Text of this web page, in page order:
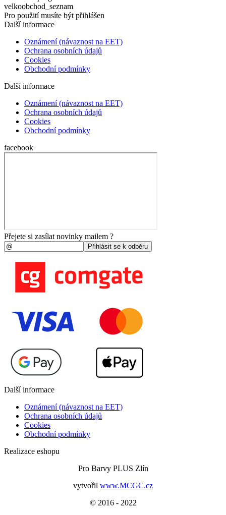
velkoobchod_seznam
Pro použití musíte být přihlášen
Další informace
Oznámení (návaznost na EET)
Ochrana osobních údajů
Cookies
Obchodní podmínky
Další informace
Oznámení (návaznost na EET)
Ochrana osobních údajů
Cookies
Obchodní podmínky
facebook
Přejete si zasílat novinky mailem ?
Další informace
Oznámení (návaznost na EET)
Ochrana osobních údajů
Cookies
Obchodní podmínky
Realizace eshopu
Pro Barvy PLUS Zlín
vytvořil www.MCGC.cz
© 2016 - 2022